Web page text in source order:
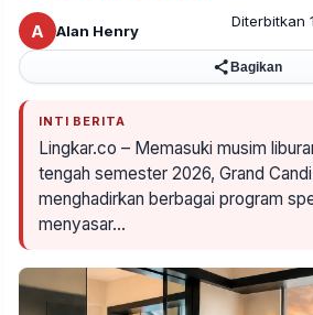
A Alan Henry
Diterbitkan
Bagikan
INTI BERITA
Lingkar.co – Memasuki musim
tengah semester 2026, Grand
menghadirkan berbagai program
menyasar…